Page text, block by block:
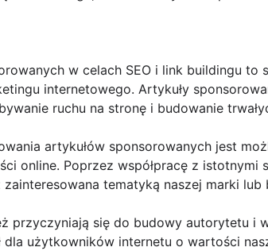
w celach SEO i link buildingu
internetowego. Artykuły
ruchu na stronę i budowanie
artykułów sponsorowanych jest
online. Poprzez współpracę z
tematyką naszej marki lub
przyczyniają się do budowy autorytetu i
dla użytkowników internetu o wartości